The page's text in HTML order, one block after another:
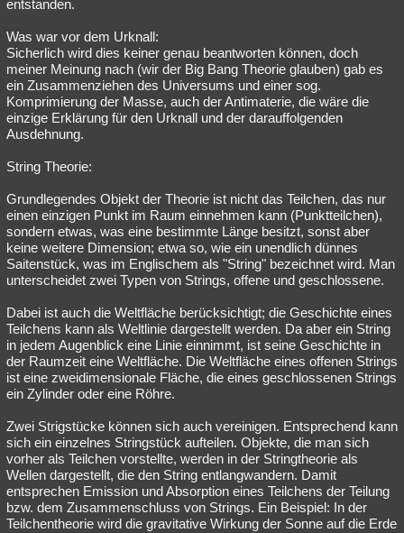
entstanden.
Was war vor dem Urknall:
Sicherlich wird dies keiner genau beantworten können, doch
meiner Meinung nach (wir der Big Bang Theorie glauben) gab es
ein Zusammenziehen des Universums und einer sog.
Komprimierung der Masse, auch der Antimaterie, die wäre die
einzige Erklärung für den Urknall und der darauffolgenden
Ausdehnung.
String Theorie:
Grundlegendes Objekt der Theorie ist nicht das Teilchen, das nur
einen einzigen Punkt im Raum einnehmen kann (Punktteilchen),
sondern etwas, was eine bestimmte Länge besitzt, sonst aber
keine weitere Dimension; etwa so, wie ein unendlich dünnes
Saitenstück, was im Englischem als "String" bezeichnet wird. Man
unterscheidet zwei Typen von Strings, offene und geschlossene.
Dabei ist auch die Weltfläche berücksichtigt; die Geschichte eines
Teilchens kann als Weltlinie dargestellt werden. Da aber ein String
in jedem Augenblick eine Linie einnimmt, ist seine Geschichte in
der Raumzeit eine Weltfläche. Die Weltfläche eines offenen Strings
ist eine zweidimensionale Fläche, die eines geschlossenen Strings
ein Zylinder oder eine Röhre.
Zwei Strigstücke können sich auch vereinigen. Entsprechend kann
sich ein einzelnes Stringstück aufteilen. Objekte, die man sich
vorher als Teilchen vorstellte, werden in der Stringtheorie als
Wellen dargestellt, die den String entlangwandern. Damit
entsprechen Emission und Absorption eines Teilchens der Teilung
bzw. dem Zusammenschluss von Strings. Ein Beispiel: In der
Teilchentheorie wird die gravitative Wirkung der Sonne auf die Erde